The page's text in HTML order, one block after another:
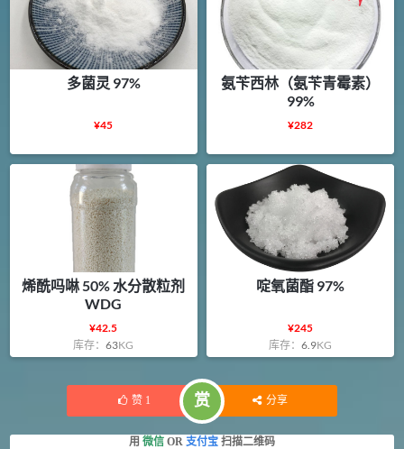
多菌灵 97%
¥45
氨苄西林（氨苄青霉素）
99%
¥282
烯酰吗啉 50% 水分散粒剂
WDG
¥42.5
库存：63KG
啶氧菌酯 97%
¥245
库存：6.9KG
赞 1 赏 分享
用 微信 OR 支付宝 扫描二维码